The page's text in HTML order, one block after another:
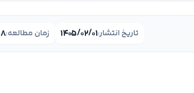
چه کمکی به خریدار می‌کند؟
تاریخ انتشار:۱۴۰۵/۰۲/۰۱ زمان مطالعه:۸ دقیقه